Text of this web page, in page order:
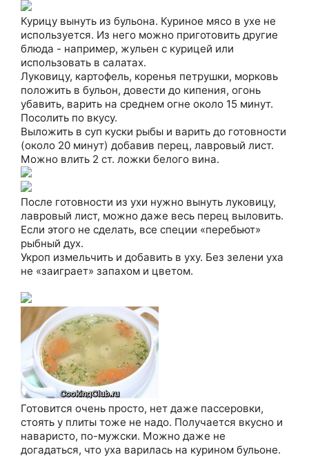
Курицу вынуть из бульона. Куриное мясо в ухе не
используется. Из него можно приготовить другие
блюда - например, жульен с курицей или
использовать в салатах.
Луковицу, картофель, коренья петрушки, морковь
положить в бульон, довести до кипения, огонь
убавить, варить на среднем огне около 15 минут.
Посолить по вкусу.
Выложить в суп куски рыбы и варить до готовности
(около 20 минут) добавив перец, лавровый лист.
Можно влить 2 ст. ложки белого вина.
После готовности из ухи нужно вынуть луковицу,
лавровый лист, можно даже весь перец выловить.
Если этого не сделать, все специи «перебьют»
рыбный дух.
Укроп измельчить и добавить в уху. Без зелени уха
не «заиграет» запахом и цветом.
Готовится очень просто, нет даже пассеровки,
стоять у плиты тоже не надо. Получается вкусно и
наваристо, по-мужски. Можно даже не
догадаться, что уха варилась на курином бульоне.